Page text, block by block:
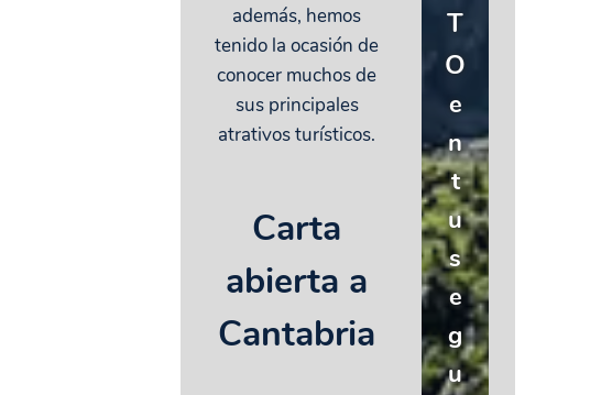
además, hemos
tenido la ocasión de
conocer muchos de
sus principales
atrativos turísticos.
Carta
abierta a
Cantabria
T
O
e
n
t
u
s
e
g
u